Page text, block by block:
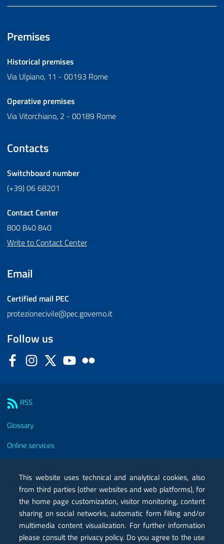
Premises
Historical premises
Via Ulpiano, 11 - 00193 Rome
Operative premises
Via Vitorchiano, 2 - 00189 Rome
Contacts
Switchboard number
(+39) 06 68201
Contact Center
800 840 840
Write to Contact Center
Email
Certified mail PEC
protezionecivile@pec.governo.it
Follow us
FacebookInstagram
Twitter YouTube
RSS
Glossary
Online services
Certified mail PEC
Privacy
Legal notes
This website uses technical and analytical cookies, also
from third parties (other websites and web platforms), for
the home page customization, visitor monitoring, content
sharing on social networks, automatic form filling and/or
multimedia content visualization. For further information
please consult the privacy policy. Do you agree to the use